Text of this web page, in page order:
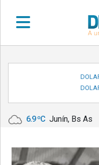
•
LOCALES
•
NOTICIAS
6.9 ºC Junín, Bs As